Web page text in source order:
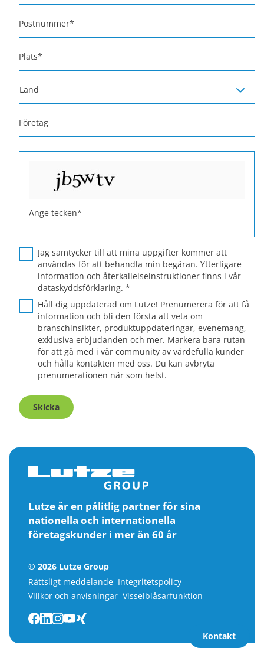
Kontakt
Postnummer*
Plats*
Land
Företag
Ange tecken*
Jag samtycker till att mina uppgifter kommer att
användas för att behandla min begäran. Ytterligare
information och återkallelseinstruktioner finns i vår
dataskyddsförklaring. *
Håll dig uppdaterad om Lutze! Prenumerera för att få
information och bli den första att veta om
branschinsikter, produktuppdateringar, evenemang,
exklusiva erbjudanden och mer. Markera bara rutan
för att gå med i vår community av värdefulla kunder
och hålla kontakten med oss. Du kan avbryta
prenumerationen när som helst.
Skicka
Lutze är en pålitlig partner för sina
nationella och internationella
företagskunder i mer än 60 år
© 2026 Lutze Group
Rättsligt meddelande Integritetspolicy
Villkor och anvisningar Visselblåsarfunktion